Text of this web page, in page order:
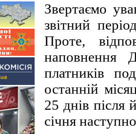
Звертаємо
звітний
Проте,
наповнення
платників
останній
25 днів після
січня